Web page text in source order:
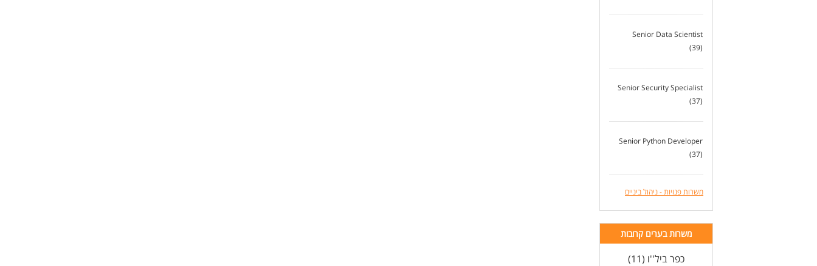
Senior Data Scientist
(39)
Senior Security Specialist
(37)
Senior Python Developer
(37)
משרות פנויות - ניהול ביניים
משרות בערים קרובות
כפר ביל''ו (11)